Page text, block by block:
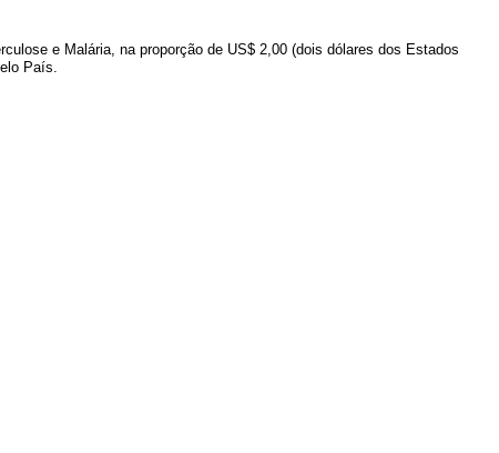
e Malária, na proporção de US$ 2,00 (dois dólares dos Estados
País.